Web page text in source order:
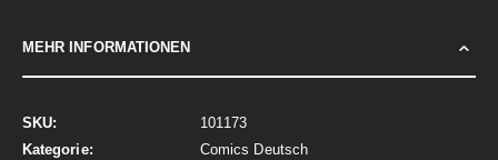
MEHR INFORMATIONEN
Mehr
Informationen
101173
Comics Deutsch